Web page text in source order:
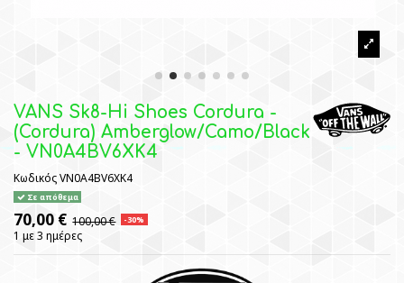
VANS Sk8-Hi Shoes Cordura -
(Cordura) Amberglow/Camo/Black
- VN0A4BV6XK4
ΚωδικόςVN0A4BV6XK4
Σε απόθεμα
70,00 € 100,00 € -30%
1 με 3 ημέρες